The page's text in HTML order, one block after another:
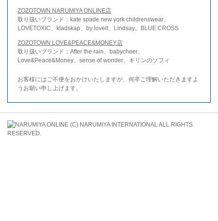
ZOZOTOWN NARUMIYA ONLINE店
取り扱いブランド：kate spade new york childrenswear、
LOVETOXIC、kladskap、by loveit、Lindsay、BLUE CROSS
ZOZOTOWN LOVE&PEACE&MONEY店
取り扱いブランド：After the rain、babycheer、
Love&Peace&Money、sense of wonder、キリンのソフィ
お客様にはご不便をおかけいたしますが、何卒ご理解いただきますよ
うお願い申し上げます。